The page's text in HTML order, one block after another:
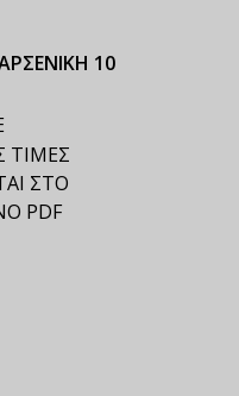
10
ΤΙΜΕΣ
ΣΤΟ
PDF